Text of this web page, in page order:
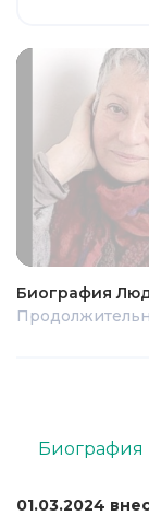
Биография
01.03.2024
Биография